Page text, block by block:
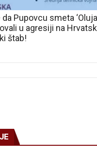
Pupovcu smeta
u agresiji na
štab!